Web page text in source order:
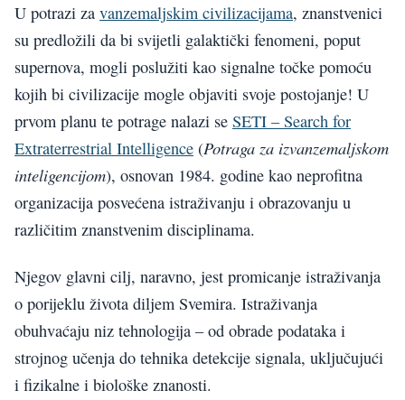
U potrazi za vanzemaljskim civilizacijama, znanstvenici
su predložili da bi svijetli galaktički fenomeni, poput
supernova, mogli poslužiti kao signalne točke pomoću
kojih bi civilizacije mogle objaviti svoje postojanje! U
prvom planu te potrage nalazi se SETI – Search for
Extraterrestrial Intelligence (Potraga za izvanzemaljskom
inteligencijom), osnovan 1984. godine kao neprofitna
organizacija posvećena istraživanju i obrazovanju u
različitim znanstvenim disciplinama.
Njegov glavni cilj, naravno, jest promicanje istraživanja
o porijeklu života diljem Svemira. Istraživanja
obuhvaćaju niz tehnologija – od obrade podataka i
strojnog učenja do tehnika detekcije signala, uključujući
i fizikalne i biološke znanosti.